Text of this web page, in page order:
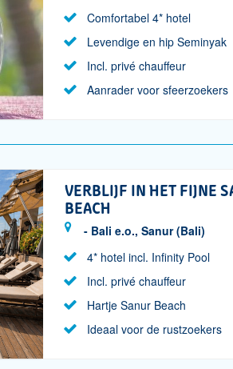
Comfortabel 4* hotel
Levendige en hip Seminyak
Incl. privé chauffeur
Aanrader voor sfeerzoekers
VERBLIJF IN HET FIJNE
BEACH
- Bali e.o., Sanur (Bali)
4* hotel incl. Infinity Pool
Incl. privé chauffeur
Hartje Sanur Beach
Ideaal voor de rustzoekers